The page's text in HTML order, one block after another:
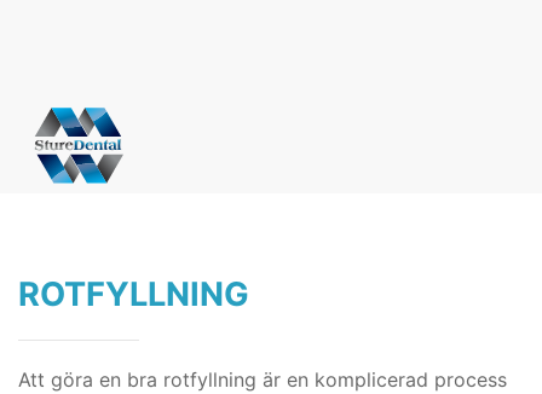
ROTFYLLNING
Att göra en bra rotfyllning är en komplicerad process